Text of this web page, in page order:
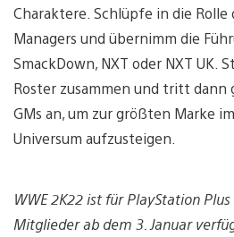
Charaktere. Schlüpfe in die Rolle
Managers und übernimm die
SmackDown, NXT oder NXT UK.
Roster zusammen und tritt dann
GMs an, um zur größten Marke
Universum aufzusteigen.
WWE 2K22 ist für PlayStation
Mitglieder ab dem 3. Januar